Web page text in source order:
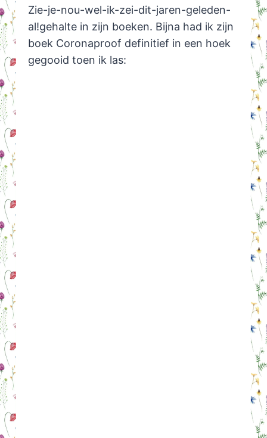
Zie-je-nou-wel-ik-zei-dit-jaren-geleden-
al!gehalte in zijn boeken. Bijna had ik zijn
boek Coronaproof definitief in een hoek
gegooid toen ik las: